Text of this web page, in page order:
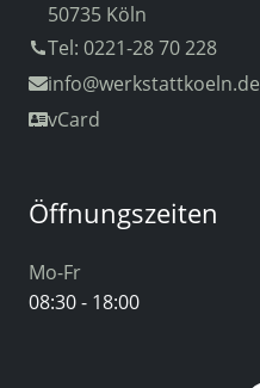
50735 Köln
Tel: 0221-28 70 228
info@werkstattkoeln.de
vCard
Öffnungszeiten
Mo-Fr
08:30 - 18:00